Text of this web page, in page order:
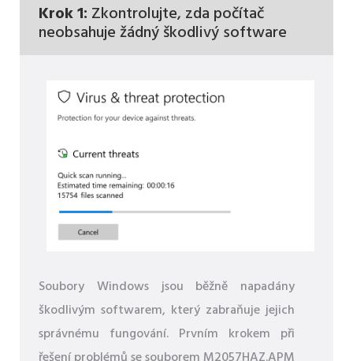
Krok 1: Zkontrolujte, zda počítač
neobsahuje žádný škodlivý software
Soubory Windows jsou běžně napadány
škodlivým softwarem, který zabraňuje jejich
správnému fungování. Prvním krokem při